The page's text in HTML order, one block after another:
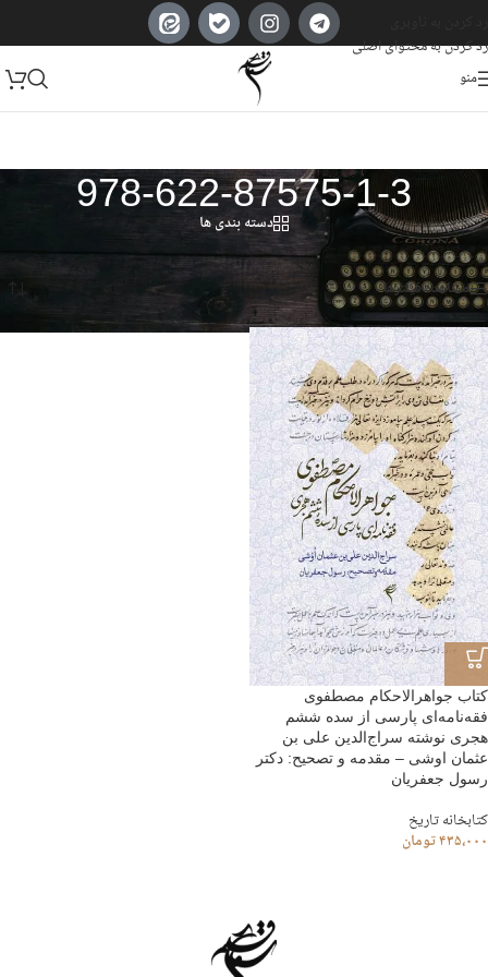
رد کردن به محتوای اصلی
منو
978-622-87575-1-3
دسته بندی ها
خانه/محصول شابک 978-622-87575-1-3
مشاهده فیلترها
کتاب جواهرالاحکام مصطفوی
فقه‌نامه‌ای پارسی از سده ششم
هجری نوشته سراج‌الدین علی بن
عثمان اوشی – مقدمه و تصحیح: دکتر
رسول جعفریان
کتابخانه تاریخ
۴۳۵،۰۰۰تومان